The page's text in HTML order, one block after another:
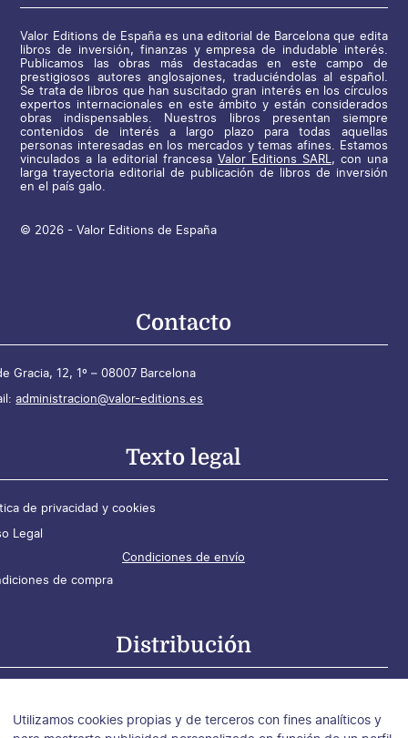
Valor Editions de España es una editorial de Barcelona que edita
libros de inversión, finanzas y empresa de indudable interés.
Publicamos las obras más destacadas en este campo de
prestigiosos autores anglosajones, traduciéndolas al español.
Se trata de libros que han suscitado gran interés en los círculos
expertos internacionales en este ámbito y están considerados
obras indispensables. Nuestros libros presentan siempre
contenidos de interés a largo plazo para todas aquellas
personas interesadas en los mercados y temas afines. Estamos
vinculados a la editorial francesa Valor Editions SARL, con una
larga trayectoria editorial de publicación de libros de inversión
en el país galo.
© 2026 - Valor Editions de España
Contacto
Gracia, 12, 1º – 08007 Barcelona
administracion@valor-editions.es
Texto legal
de privacidad y cookies
Legal
Condiciones de envío
de compra
Distribución
para Argentina, Chile y Uruguay
Utilizamos cookies propias y de terceros con fines analíticos y